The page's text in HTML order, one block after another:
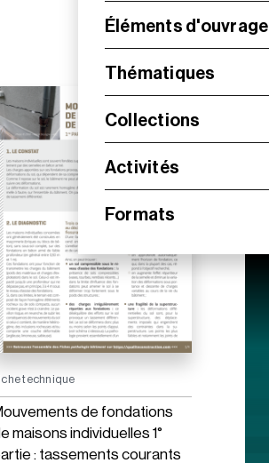
Éléments d'ouvrage
Thématiques
Collections
Activités
Formats
technique
de fondations
maisons individuelles 1°
: tassements courants